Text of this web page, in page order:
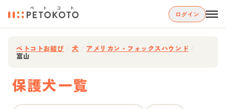
ログイン
ペトコトお結び 犬 アメリカン・フォックスハウンド
富山
保護犬一覧